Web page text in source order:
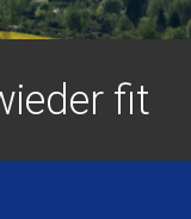
fit